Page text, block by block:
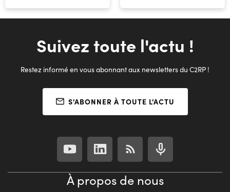
Suivez toute l'actu !
Restez informé en vous abonnant aux newsletters du C2RP !
S'ABONNER À TOUTE L'ACTU
À propos de nous